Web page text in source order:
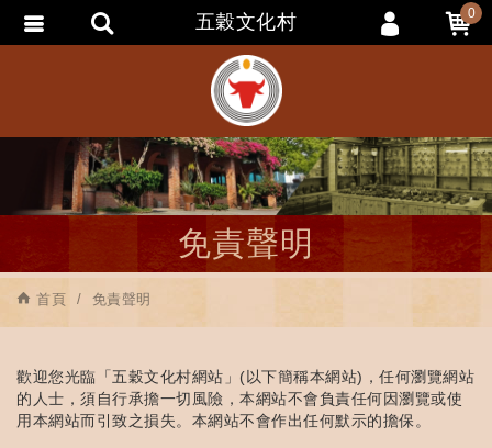
免責聲明
首頁 免責聲明
歡迎您光臨「五穀文化村網站」(以下簡稱本網站)，任何瀏覽網站
的人士，須自行承擔一切風險，本網站不會負責任何因瀏覽或使
用本網站而引致之損失。本網站不會作出任何默示的擔保。
五穀文化村 0
會員登入
會員註冊
忘記密碼
訂單查詢
追蹤清單
匯款通知